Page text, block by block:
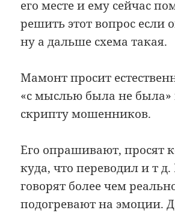
его месте и ему сейчас
решить этот вопрос если
ну а дальше схема такая.
Мамонт просит
«с мыслью была не была»
скрипту мошенников.
Его опрашивают, просят
куда, что переводил и т
говорят более чем
подогревают на эмоции.